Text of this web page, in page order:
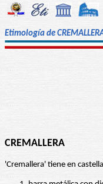
Etimología de
CREMALLERA
'Cremallera' tiene en